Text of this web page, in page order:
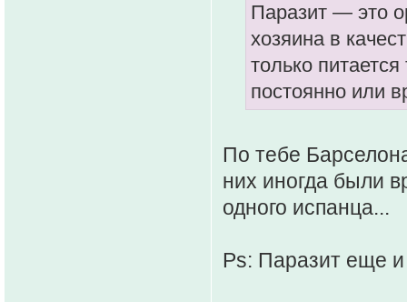
Паразит — это
хозяина в
только
постоянно или
По тебе
них иногда были
одного испанца...
Ps: Паразит еще и